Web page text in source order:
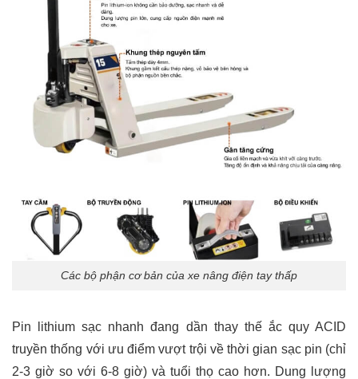
Các bộ phận cơ bản của xe nâng điện tay thấp
Pin lithium sạc nhanh đang dần thay thế ắc quy ACID
truyền thống với ưu điểm vượt trội về thời gian sạc pin (chỉ
2-3 giờ so với 6-8 giờ) và tuổi thọ cao hơn. Dung lượng